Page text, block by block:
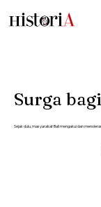
Surga
Sejak dulu, masyarakat Bali mengakui dan